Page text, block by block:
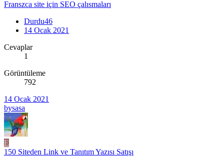
Franszca site için SEO çalısmaları
Durdu46
14 Ocak 2021
Cevaplar
1
Görüntüleme
792
14 Ocak 2021
bysasa
E
150 Siteden Link ve Tanıtım Yazısı Satışı